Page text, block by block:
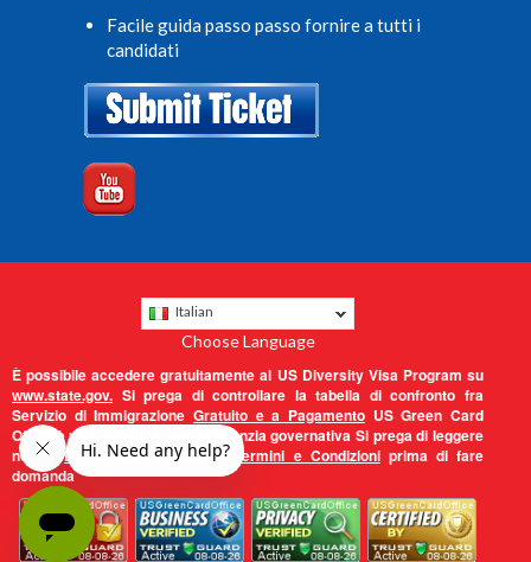
Facile guida passo passo fornire a tutti i
candidati
Italian
Choose Language
È possibile accedere gratuitamente al US Diversity Visa Program su
www.state.gov. Si prega di controllare la tabella di confronto fra
Servizio di Immigrazione Gratuito e a Pagamento US Green Card
Office è una società e non un'agenzia governativa Si prega di leggere
nostraDichiarazione Legalee Termini e Condizioniprima di fare
domanda